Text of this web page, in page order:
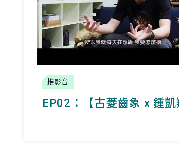
推影音
EP02：【古菱齒象 x 鍾凱